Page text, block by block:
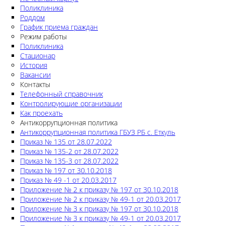
Поликлиника
Роддом
График приема граждан
Режим работы
Поликлиника
Стационар
История
Вакансии
Контакты
Телефонный справочник
Контролирующие организации
Как проехать
Антикоррупционная политика
Антикоррупционная политика ГБУЗ РБ с. Еткуль
Приказ № 135 от 28.07.2022
Приказ № 135-2 от 28.07.2022
Приказ № 135-3 от 28.07.2022
Приказ № 197 от 30.10.2018
Приказ № 49 -1 от 20.03.2017
Приложение № 2 к приказу № 197 от 30.10.2018
Приложение № 2 к приказу № 49-1 от 20.03.2017
Приложение № 3 к приказу № 197 от 30.10.2018
Приложение № 3 к приказу № 49-1 от 20.03.2017